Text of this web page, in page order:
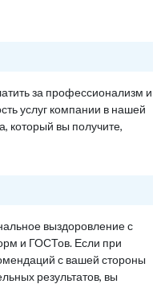
за профессионализм и
услуг компании в нашей
который вы получите,
выздоровление с
и ГОСТов. Если при
с вашей стороны
результатов, вы